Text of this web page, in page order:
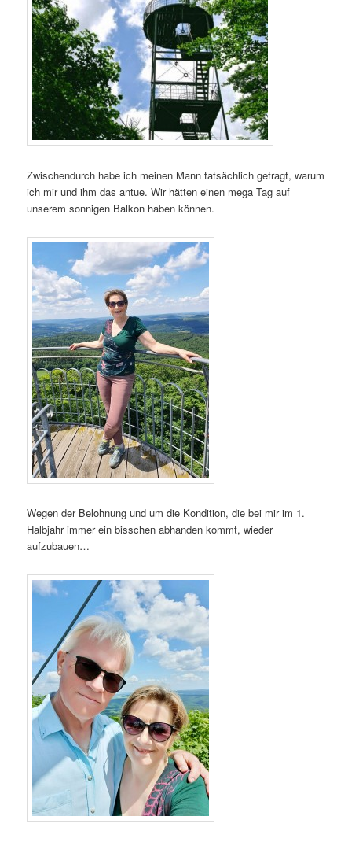
Zwischendurch habe ich meinen Mann tatsächlich gefragt, warum
ich mir und ihm das antue. Wir hätten einen mega Tag auf
unserem sonnigen Balkon haben können.
Wegen der Belohnung und um die Kondition, die bei mir im 1.
Halbjahr immer ein bisschen abhanden kommt, wieder
aufzubauen…